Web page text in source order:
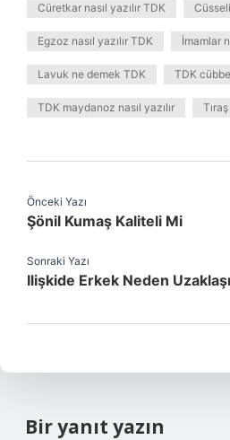
Cüretkar nasıl yazılır TDK
Egzoz nasıl yazılır TDK İmamlar
Lavuk ne demek TDK TDK
TDK maydanoz nasıl yazılır
Önceki Yazı
Şönil Kumaş Kaliteli Mi
Sonraki Yazı
Ilişkide Erkek Neden
Bir yanıt yazın